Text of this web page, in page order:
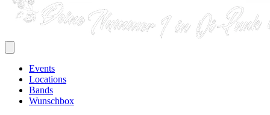
Events
Locations
Bands
Wunschbox